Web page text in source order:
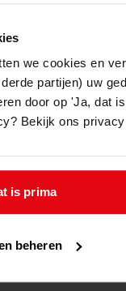
we cookies en
partijen) uw
door op 'Ja, dat
Bekijk ons
is prima
beheren